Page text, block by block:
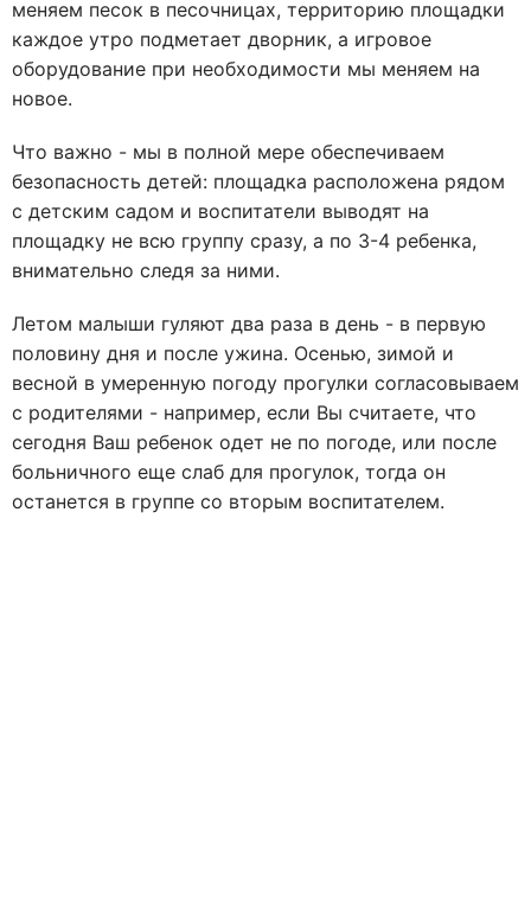
меняем песок в песочницах, территорию площадки
каждое утро подметает дворник, а игровое
оборудование при необходимости мы меняем на
новое.
Что важно - мы в полной мере обеспечиваем
безопасность детей: площадка расположена рядом
с детским садом и воспитатели выводят на
площадку не всю группу сразу, а по 3-4 ребенка,
внимательно следя за ними.
Летом малыши гуляют два раза в день - в первую
половину дня и после ужина. Осенью, зимой и
весной в умеренную погоду прогулки согласовываем
с родителями - например, если Вы считаете, что
сегодня Ваш ребенок одет не по погоде, или после
больничного еще слаб для прогулок, тогда он
останется в группе со вторым воспитателем.